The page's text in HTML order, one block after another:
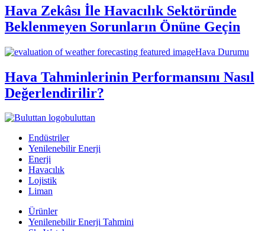
Hava Zekâsı İle Havacılık Sektöründe
Beklenmeyen Sorunların Önüne Geçin
Hava Durumu
Hava Tahminlerinin Performansını Nasıl
Değerlendirilir?
buluttan
Endüstriler
Yenilenebilir Enerji
Enerji
Havacılık
Lojistik
Liman
Ürünler
Yenilenebilir Enerji Tahmini